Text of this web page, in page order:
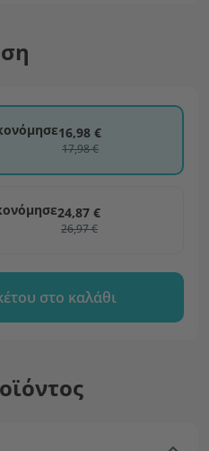
16,98 €
17,98 €
24,87 €
26,97 €
στο καλάθι